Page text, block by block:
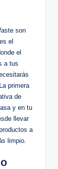
son
el
el
a tus
primera
de
y en tu
llevar
a
limpio.